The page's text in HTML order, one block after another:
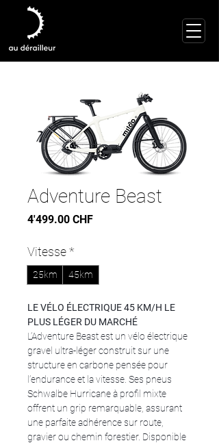
Adventure Beast
4'499.00 CHFPrix
Vitesse*
25km 45km
LE VÉLO ÉLECTRIQUE 45 KM/H LE
PLUS LÉGER DU MARCHÉ
L’Adventure Beast est un vélo électrique
gravel ultra-léger construit sur une
structure en carbone pensée pour
l’endurance et la vitesse. Ses pneus
Schwalbe Hurricane à profil mixte
offrent un grip remarquable, assurant
une parfaite adhérence sur route,
gravier ou chemin forestier. Disponible